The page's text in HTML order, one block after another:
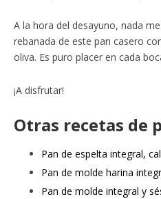
A la hora del desayuno, nada
rebanada de este pan casero
oliva. Es puro placer en cada
¡A disfrutar!
Otras recetas de
Pan de espelta integral,
Pan de molde harina
Pan de molde integral y